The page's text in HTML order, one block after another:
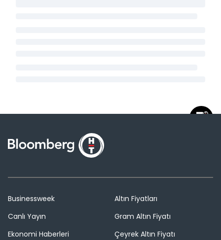
Businessweek
Canlı Yayın
Ekonomi Haberleri
Altın Fiyatları
Gram Altın Fiyatı
Çeyrek Altın Fiyatı